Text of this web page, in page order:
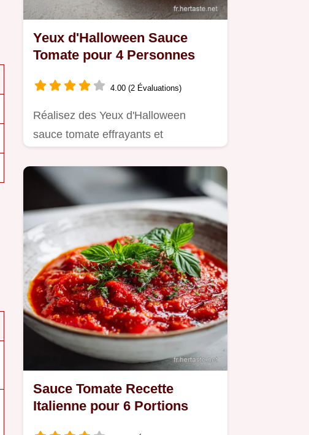
Yeux d'Halloween Sauce
Tomate pour 4 Personnes
4.00 (2 Évaluations)
Réalisez des Yeux d'Halloween
sauce tomate effrayants et
Sauce Tomate Recette
Italienne pour 6 Portions